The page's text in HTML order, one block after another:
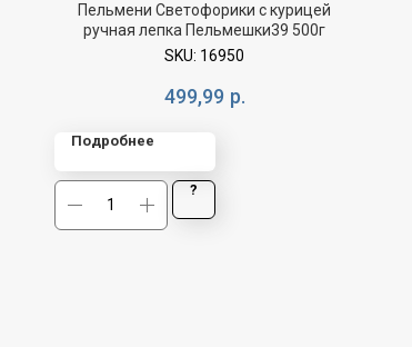
Пельмени Светофорики с курицей
ручная лепка Пельмешки39 500г
SKU: 16950
499,99 р.
Подробнее
?